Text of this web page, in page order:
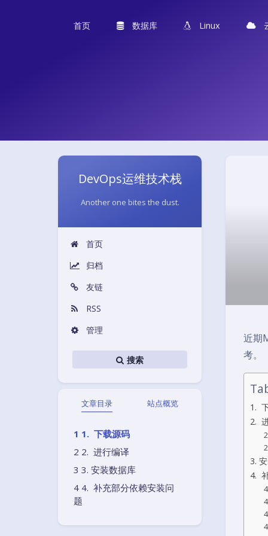
首页 数据库 Linux
DevOps运维技术栈
Another one bites the dust.
首页
归档
友链
RSS
管理
搜索
文章目录 站点概览
1. 下载源码
2. 进行编译
3. 安装数据库
4. 补充部分依赖安装问
题
近期
考。
1.
2.
3.
4.